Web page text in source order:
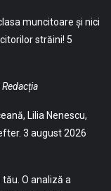
muncitoare și nici
străini! 5
Lilia Nenescu,
3 august 2026
O analiză a